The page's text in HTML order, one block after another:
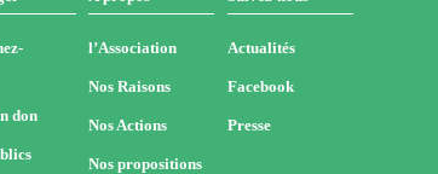
don
l’Association
Nos Raisons
Nos Actions
Nos propositions
Actualités
Facebook
Presse